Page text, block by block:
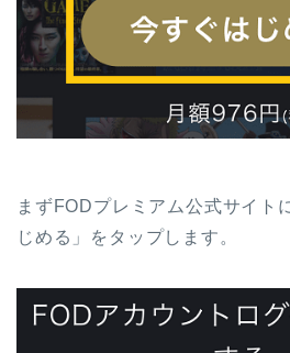
まずFODプレミアム公式サイト
じめる」をタップします。